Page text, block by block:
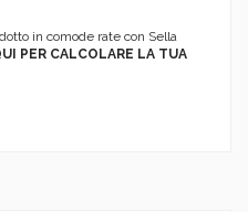
in comode rate con Sella
PER CALCOLARE LA TUA